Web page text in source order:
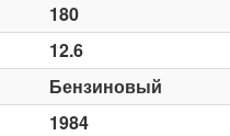
180
12.6
Бензиновый
1984